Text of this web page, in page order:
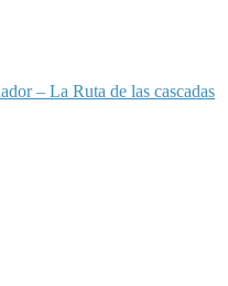
– La Ruta de las cascadas